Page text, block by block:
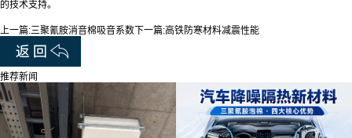
的技术支持。
上一篇:三聚氰胺消音棉吸音系数 下一篇:高铁防寒材料减震性能
推荐新闻